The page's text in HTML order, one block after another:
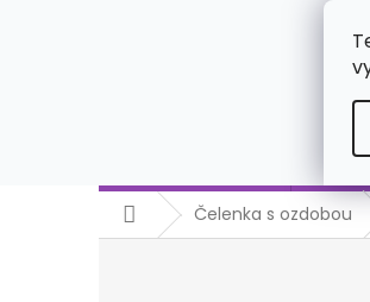
DomůČelenka s ozdobou